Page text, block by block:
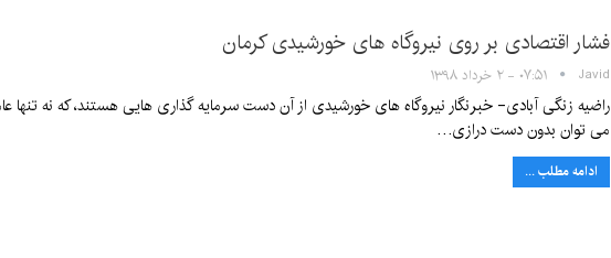
فشار اقتصادی بر روی نیروگاه های خورشیدی کرمان
Javid ۰۷:۵۱ - ۲ خرداد ۱۳۹۸
راضیه زنگی آبادی- خبرنگار نیروگاه های خورشیدی از آن دست سرمایه گذاری هایی هستند، که نه
می توان بدون دست درازی…
ادامه مطلب ...